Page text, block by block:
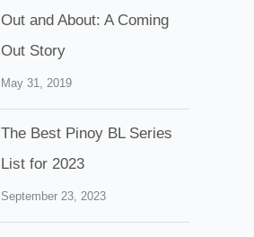
Out and About: A Coming
Out Story
May 31, 2019
The Best Pinoy BL Series
List for 2023
September 23, 2023